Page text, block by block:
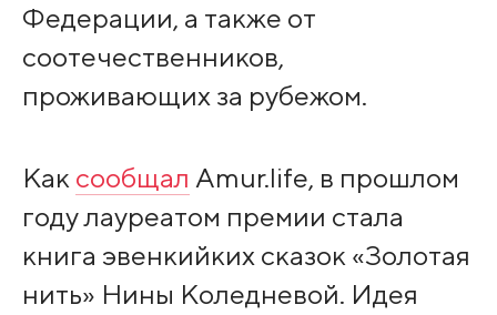
Федерации, а также от
соотечественников,
проживающих за рубежом.
Как сообщал Amur.life, в прошлом
году лауреатом премии стала
книга эвенкийких сказок «Золотая
нить» Нины Коледневой. Идея